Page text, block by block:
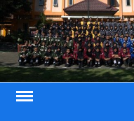
Skip
to
content